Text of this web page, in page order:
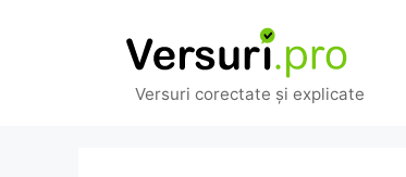
Versuri corectate și explicate